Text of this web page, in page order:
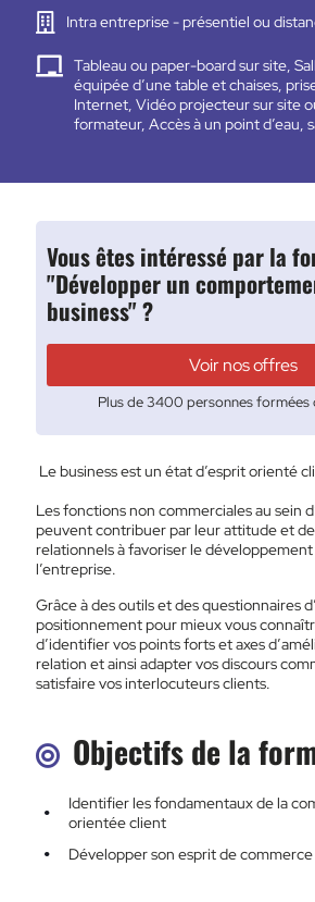
Intra entreprise - présentiel ou
Tableau ou paper-board sur site,
équipée d’une table et chaises,
Internet, Vidéo projecteur sur site
formateur, Accès à un point d’eau,
Le business est un état d’esprit orienté
Les fonctions non commerciales au sein
peuvent contribuer par leur attitude et
relationnels à favoriser le
l’entreprise.
Grâce à des outils et des questionnaires
positionnement pour mieux vous
d’identifier vos points forts et axes
relation et ainsi adapter vos discours
satisfaire vos interlocuteurs clients.
Objectifs de la
Identifier les fondamentaux de la
orientée client
Développer son esprit de commerce
Vous êtes intéressé par la
"Développer un
business" ?
Voir nos offres
Plus de 3400 personnes formées